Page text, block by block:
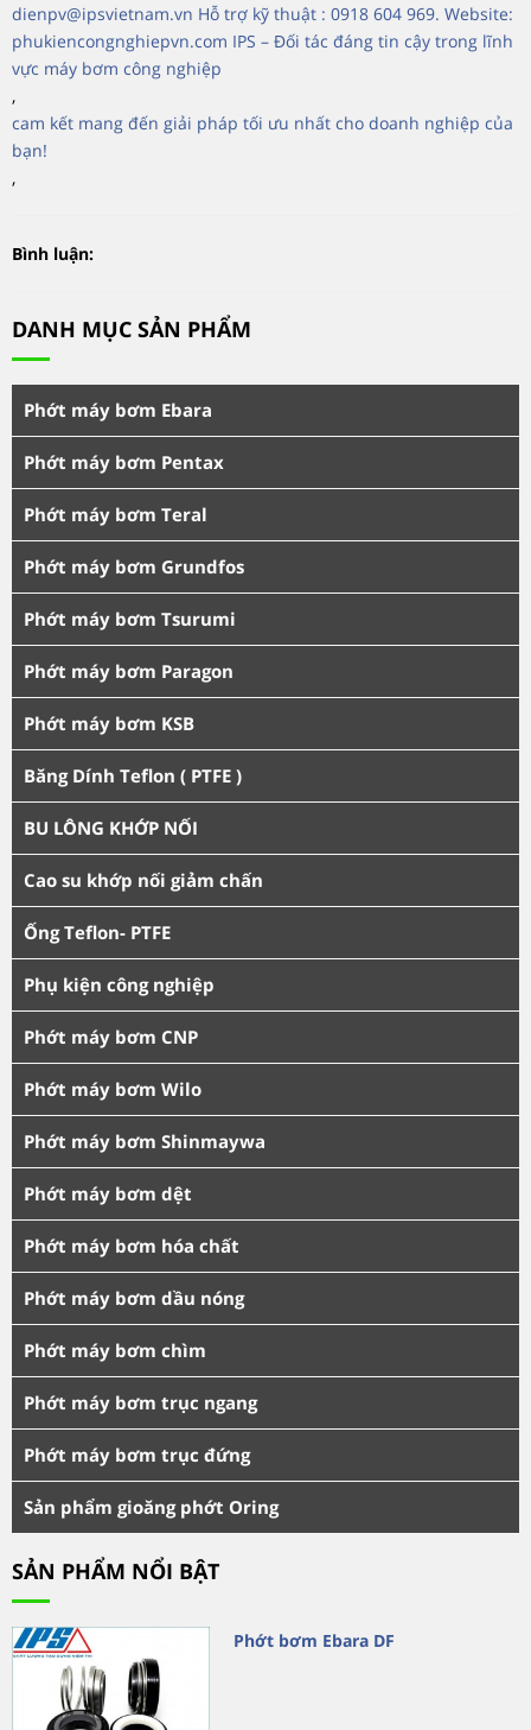
dienpv@ipsvietnam.vn Hỗ trợ kỹ thuật : 0918 604 969. Website:
phukiencongnghiepvn.com IPS – Đối tác đáng tin cậy trong lĩnh
vực máy bơm công nghiệp
,
cam kết mang đến giải pháp tối ưu nhất cho doanh nghiệp của
bạn!
,
Bình luận:
DANH MỤC SẢN PHẨM
Phớt máy bơm Ebara
Phớt máy bơm Pentax
Phớt máy bơm Teral
Phớt máy bơm Grundfos
Phớt máy bơm Tsurumi
Phớt máy bơm Paragon
Phớt máy bơm KSB
Băng Dính Teflon ( PTFE )
BU LÔNG KHỚP NỐI
Cao su khớp nối giảm chấn
Ống Teflon- PTFE
Phụ kiện công nghiệp
Phớt máy bơm CNP
Phớt máy bơm Wilo
Phớt máy bơm Shinmaywa
Phớt máy bơm dệt
Phớt máy bơm hóa chất
Phớt máy bơm dầu nóng
Phớt máy bơm chìm
Phớt máy bơm trục ngang
Phớt máy bơm trục đứng
Sản phẩm gioăng phớt Oring
SẢN PHẨM NỔI BẬT
Phớt bơm Ebara DF